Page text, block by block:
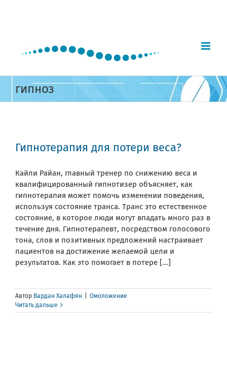
гипноз
Гипнотерапия для потери веса?
Кайли Райан, главный тренер по снижению веса и
квалифицированный гипнотизер объясняет, как
гипнотерапия может помочь изменении поведения,
используя состояние транса. Транс это естественное
состояние, в которое люди могут впадать много раз в
течение дня. Гипнотерапевт, посредством голосового
тона, слов и позитивных предложений настраивает
пациентов на достижение желаемой цели и
результатов. Как это помогает в потере [...]
Автор Вардан Халафян
Омоложение
Читать дальше